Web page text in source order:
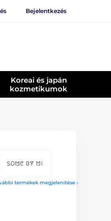
Bejelentkezés
Koreai és japán
kozmetikumok
termékek megjelenítése ›